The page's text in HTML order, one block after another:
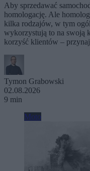
Aby sprzedawać
homologację. Ale
kilka rodzajów, w tym
wykorzystują to na swoją
korzyść klientów –
Tymon Grabowski
02.08.2026
9 min
Moto